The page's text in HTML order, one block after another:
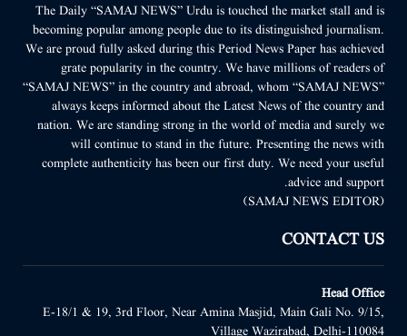
The Daily “SAMAJ NEWS” Urdu is touched the market stall and is
becoming popular among people due to its distinguished journalism.
We are proud fully asked during this Period News Paper has achieved
grate popularity in the country. We have millions of readers of
“SAMAJ NEWS” in the country and abroad, whom “SAMAJ NEWS”
always keeps informed about the Latest News of the country and
nation. We are standing strong in the world of media and surely we
will continue to stand in the future. Presenting the news with
complete authenticity has been our first duty. We need your useful
advice and support.
(SAMAJ NEWS EDITOR)
CONTACT US
Head Office
E-18/1 & 19, 3rd Floor, Near Amina Masjid, Main Gali No. 9/15,
Village Wazirabad, Delhi-110084